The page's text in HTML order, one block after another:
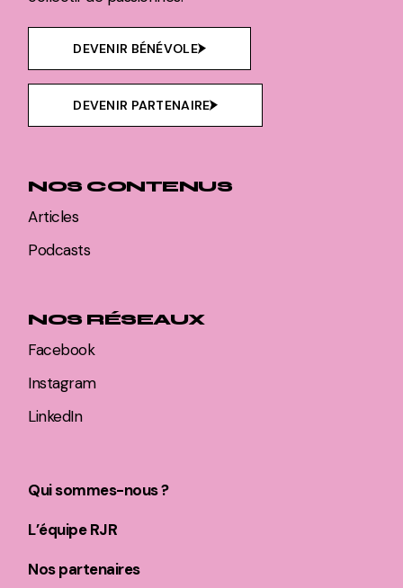
DEVENIR BÉNÉVOLE
DEVENIR PARTENAIRE
NOS CONTENUS
Articles
Podcasts
NOS RÉSEAUX
Facebook
Instagram
LinkedIn
Qui sommes-nous ?
L’équipe RJR
Nos partenaires